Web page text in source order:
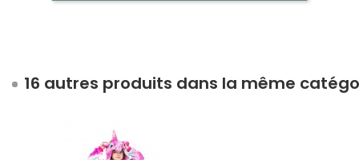
16 autres produits dans la même